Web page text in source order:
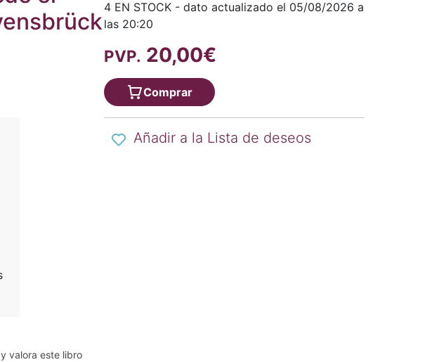
valora este libro
4 EN STOCK - dato actualizado el 05/08/2026 a
las 20:20
PVP. 20,00€
Comprar
Añadir a la Lista de deseos